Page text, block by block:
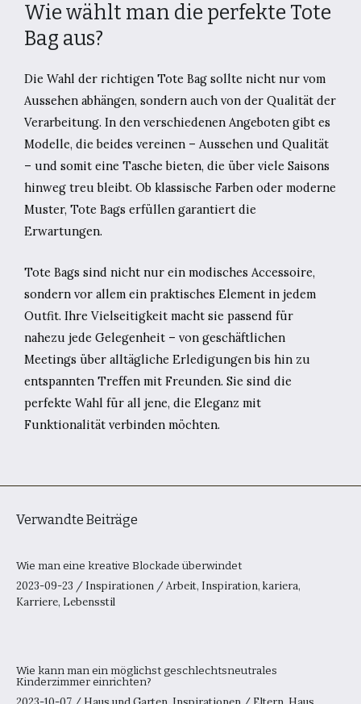
Wie wählt man die perfekte Tote
Bag aus?
Die Wahl der richtigen Tote Bag sollte nicht nur vom
Aussehen abhängen, sondern auch von der Qualität der
Verarbeitung. In den verschiedenen Angeboten gibt es
Modelle, die beides vereinen – Aussehen und Qualität
– und somit eine Tasche bieten, die über viele Saisons
hinweg treu bleibt. Ob klassische Farben oder moderne
Muster, Tote Bags erfüllen garantiert die
Erwartungen.
Tote Bags sind nicht nur ein modisches Accessoire,
sondern vor allem ein praktisches Element in jedem
Outfit. Ihre Vielseitigkeit macht sie passend für
nahezu jede Gelegenheit – von geschäftlichen
Meetings über alltägliche Erledigungen bis hin zu
entspannten Treffen mit Freunden. Sie sind die
perfekte Wahl für all jene, die Eleganz mit
Funktionalität verbinden möchten.
Verwandte Beiträge
Wie man eine kreative Blockade überwindet
2023-09-23 / Inspirationen / Arbeit, Inspiration, kariera,
Karriere, Lebensstil
Wie kann man ein möglichst geschlechtsneutrales
Kinderzimmer einrichten?
2023-10-07 / Haus und Garten Inspirationen / Eltern Haus